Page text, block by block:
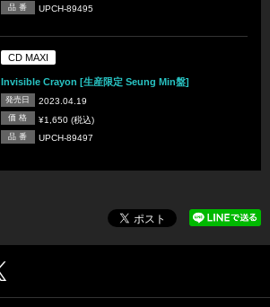
品 番 UPCH-89495
CD MAXI
Invisible Crayon [生産限定 Seung Min盤]
発売日 2023.04.19
価 格 ¥1,650 (税込)
品 番 UPCH-89497